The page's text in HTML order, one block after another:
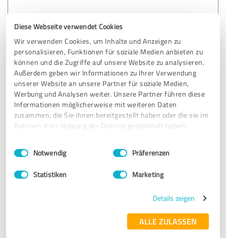
Diese Webseite verwendet Cookies
Wir verwenden Cookies, um Inhalte und Anzeigen zu
personalisieren, Funktionen für soziale Medien anbieten zu
können und die Zugriffe auf unsere Website zu analysieren.
Außerdem geben wir Informationen zu Ihrer Verwendung
unserer Website an unsere Partner für soziale Medien,
Werbung und Analysen weiter. Unsere Partner führen diese
Informationen möglicherweise mit weiteren Daten
zusammen, die Sie ihnen bereitgestellt haben oder die sie im
Rahmen Ihrer Nutzung der Dienste gesammelt haben.
Impressum Datenschutzbestimmungen
Einwilligungsauswahl
Notwendig Präferenzen
Statistiken Marketing
Details zeigen
ALLE ZULASSEN
72 Bewertungen
4.99 von 5
Tino Weber - Die Bayerische
55 Bewertungen
Unternehmeragentur Oliveira Fonseca